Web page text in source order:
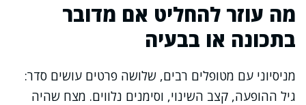
מה עוזר להחליט אם מדובר
בתכונה או בבעיה
מניסיוני עם מטופלים רבים, שלושה פרטים עושים סדר:
גיל ההופעה, קצב השינוי, וסימנים נלווים. מצח שהיה